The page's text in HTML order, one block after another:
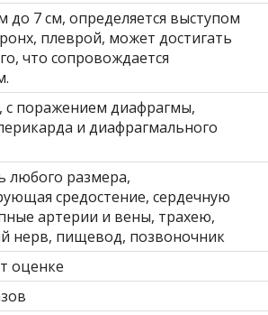
до 7 см, определяется выступом
плеврой, может достигать
что сопровождается
с поражением диафрагмы,
и диафрагмального
любого размера,
средостение, сердечную
артерии и вены, трахею,
нерв, пищевод, позвоночник
оценке